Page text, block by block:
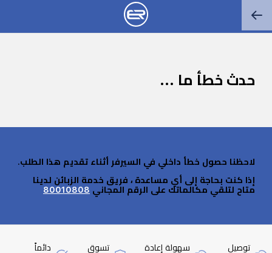
حدث خطأ ما ...
لاحظنا حصول خطأ داخلي في السيرفر أثناء تقديم هذا الطلب.
إذا كنت بحاجة إلى أي مساعدة ، فريق خدمة الزبائن لدينا
متاح لتلقي مكالماتك على الرقم المجاني 80010808
توصيل
سهولة إعادة
تسوق
دائماً